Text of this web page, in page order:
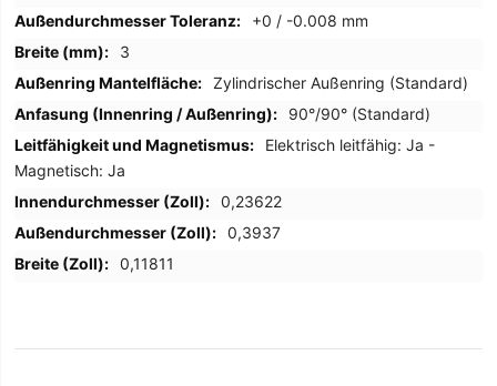
+0 / -0.008 mm
3
Zylindrischer Außenring (Standard)
90°/90° (Standard)
Elektrisch leitfähig: Ja -
Magnetisch: Ja
0,23622
0,3937
0,11811